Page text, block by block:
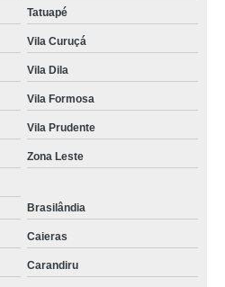
Tatuapé
Vila Curuçá
Vila Dila
Vila Formosa
Vila Prudente
Zona Leste
Brasilândia
Caieras
Carandiru